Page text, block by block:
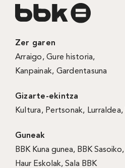
Zer garen
Arraigo,Gure historia,
Kanpainak, Gardentasuna
Gizarte-ekintza
Kultura, Pertsonak, Lurraldea,
Guneak
BBK Kuna gunea, BBK Sasoiko,
Haur Eskolak, Sala BBK